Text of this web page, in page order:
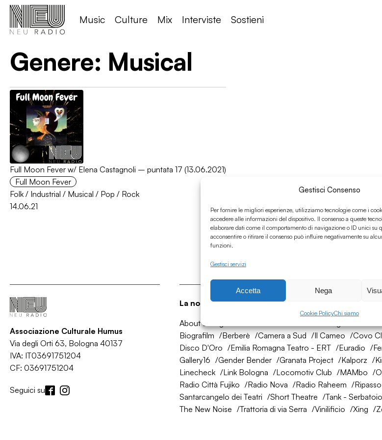
Gestisci Consenso
Per fornire le migliori esperienze, utilizziamo tecnologie come i
accedere alle informazioni del dispositivo. Il consenso a queste
elaborare dati come il comportamento di navigazione o ID unici su
acconsentire o ritirare il consenso può influire negativamente su
funzioni.
Gestisci servizi
Accetta Nega
Cookie PolicyChi siamo
Music Culture Mix Interviste Sostieni
Genere: Musical
Full Moon Fever w/ Elena Castagnoli – puntata 17 (13.06.2021)
Full Moon Fever
Folk / Industrial / Musical / Pop / Rock
14.06.21
Associazione Culturale Humus
Via degli Orti 63, Bologna 40137
IVA: IT03691751204
CF: 03691751204
Seguici su
La nostra rete di amici
About Bologna
Biografilm
Berberè Camera a Sud Il Cameo Covo
Disco D'Oro
Emilia Romagna Teatro - ERT Euradio
Gallery16
Gender Bender Granata Project Kalporz
Linecheck
Link Bologna Locomotiv Club MAMbo
Radio Città Fujiko
Radio Nova Radio Raheem
Ripasso
Santarcangelo dei Teatri
Short Theatre
Tank -
The New Noise
Trattoria di via Serra Vinilificio Xing